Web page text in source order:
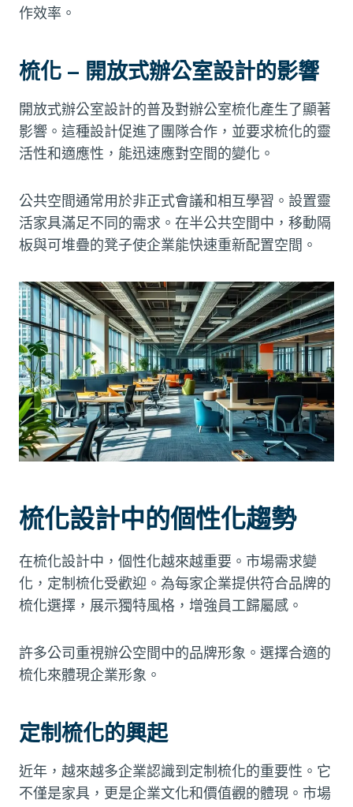
作效率。
梳化 – 開放式辦公室設計的影響
開放式辦公室設計的普及對辦公室梳化產生了顯著
影響。這種設計促進了團隊合作，並要求梳化的靈
活性和適應性，能迅速應對空間的變化。
公共空間通常用於非正式會議和相互學習。設置靈
活家具滿足不同的需求。在半公共空間中，移動隔
板與可堆疊的凳子使企業能快速重新配置空間。
梳化設計中的個性化趨勢
在梳化設計中，個性化越來越重要。市場需求變
化，定制梳化受歡迎。為每家企業提供符合品牌的
梳化選擇，展示獨特風格，增強員工歸屬感。
許多公司重視辦公空間中的品牌形象。選擇合適的
梳化來體現企業形象。
定制梳化的興起
近年，越來越多企業認識到定制梳化的重要性。它
不僅是家具，更是企業文化和價值觀的體現。市場